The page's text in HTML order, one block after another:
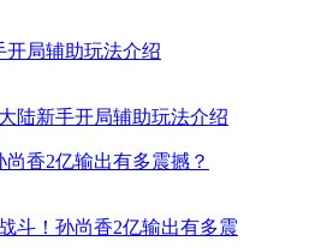
开局辅助玩法介绍
香2亿输出有多震撼？